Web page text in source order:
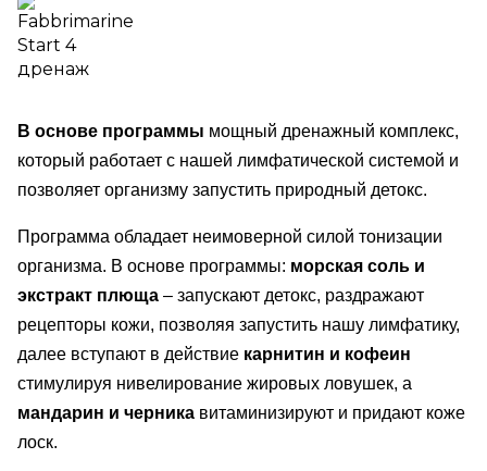
В основе программы мощный дренажный комплекс,
который работает с нашей лимфатической системой и
позволяет организму запустить природный детокс.
Программа обладает неимоверной силой тонизации
организма. В основе программы: морская соль и
экстракт плюща – запускают детокс, раздражают
рецепторы кожи, позволяя запустить нашу лимфатику,
далее вступают в действие карнитин и кофеин
стимулируя нивелирование жировых ловушек, а
мандарин и черника витаминизируют и придают коже
лоск.